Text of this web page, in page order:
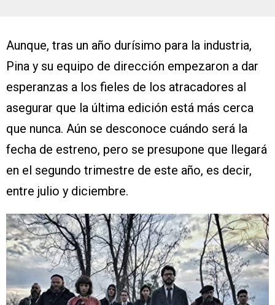
Aunque, tras un año durísimo para la industria,
Pina y su equipo de dirección empezaron a dar
esperanzas a los fieles de los atracadores al
asegurar que la última edición está más cerca
que nunca. Aún se desconoce cuándo será la
fecha de estreno, pero se presupone que llegará
en el segundo trimestre de este año, es decir,
entre julio y diciembre.